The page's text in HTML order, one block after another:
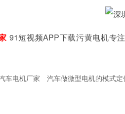
91短视频APP下载污黄电机专注
车电机厂家
汽车做微型电机的模式定